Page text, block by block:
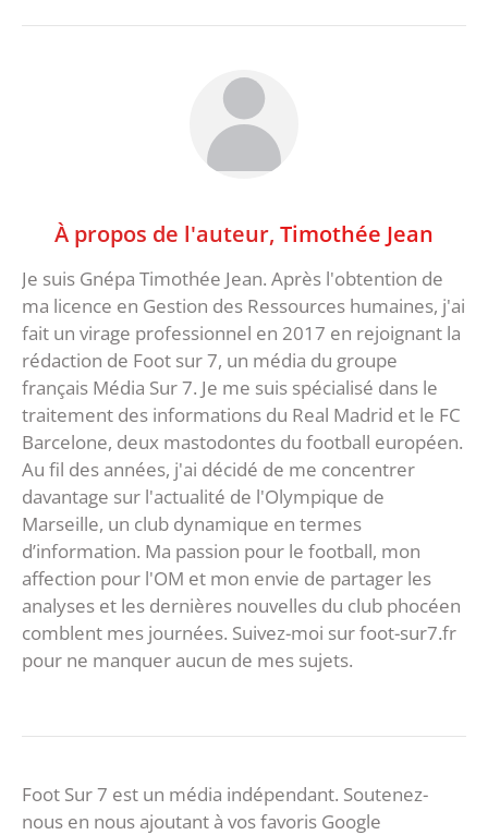
À propos de l'auteur, Timothée Jean
Je suis Gnépa Timothée Jean. Après l'obtention de
ma licence en Gestion des Ressources humaines, j'ai
fait un virage professionnel en 2017 en rejoignant la
rédaction de Foot sur 7, un média du groupe
français Média Sur 7. Je me suis spécialisé dans le
traitement des informations du Real Madrid et le FC
Barcelone, deux mastodontes du football européen.
Au fil des années, j'ai décidé de me concentrer
davantage sur l'actualité de l'Olympique de
Marseille, un club dynamique en termes
d’information. Ma passion pour le football, mon
affection pour l'OM et mon envie de partager les
analyses et les dernières nouvelles du club phocéen
comblent mes journées. Suivez-moi sur foot-sur7.fr
pour ne manquer aucun de mes sujets.
Foot Sur 7 est un média indépendant. Soutenez-
nous en nous ajoutant à vos favoris Google